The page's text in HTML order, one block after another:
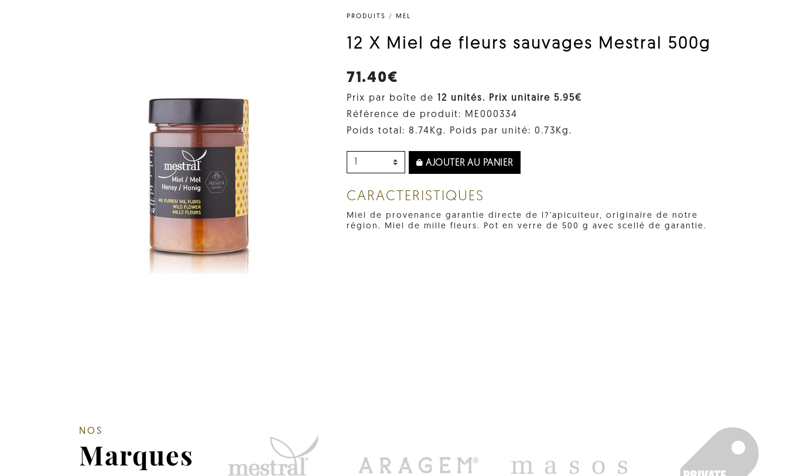
PRODUITS / MEL
12 X Miel de fleurs sauvages Mestral 500g
71.40€
Prix par boîte de
12 unités. Prix ​​unitaire 5.95€
Référence de produit: ME000334
Poids total: 8.74Kg. Poids par unité: 0.73Kg.
AJOUTER AU PANIER
CARACTERISTIQUES
Miel de provenance garantie directe de l?'apiculteur, originaire de notre
région. Miel de mille fleurs. Pot en verre de 500 g avec scellé de garantie.
NOS
Marques